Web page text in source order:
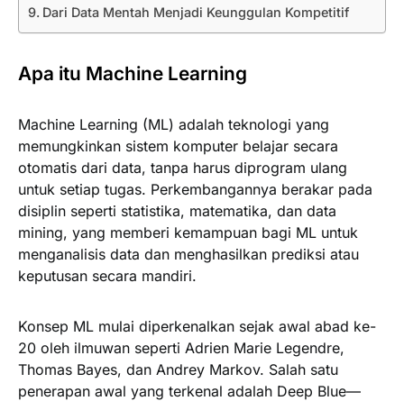
Dari Data Mentah Menjadi Keunggulan Kompetitif
Apa itu Machine Learning
Machine Learning (ML) adalah teknologi yang
memungkinkan sistem komputer belajar secara
otomatis dari data, tanpa harus diprogram ulang
untuk setiap tugas. Perkembangannya berakar pada
disiplin seperti statistika, matematika, dan data
mining, yang memberi kemampuan bagi ML untuk
menganalisis data dan menghasilkan prediksi atau
keputusan secara mandiri.
Konsep ML mulai diperkenalkan sejak awal abad ke-
20 oleh ilmuwan seperti Adrien Marie Legendre,
Thomas Bayes, dan Andrey Markov. Salah satu
penerapan awal yang terkenal adalah Deep Blue—